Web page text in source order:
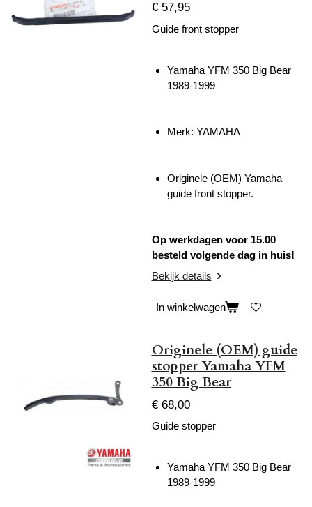
€ 57,95
Guide front stopper
Yamaha YFM 350 Big Bear
1989-1999
Merk: YAMAHA
Originele (OEM) Yamaha
guide front stopper.
Op werkdagen voor 15.00
besteld volgende dag in huis!
Bekijk details
In winkelwagen
Originele (OEM) guide
stopper Yamaha YFM
350 Big Bear
€ 68,00
Guide stopper
Yamaha YFM 350 Big Bear
1989-1999